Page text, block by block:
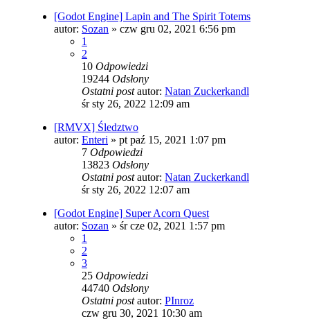
[Godot Engine] Lapin and The Spirit Totems
autor: Sozan » czw gru 02, 2021 6:56 pm
1
2
10 Odpowiedzi
19244 Odsłony
Ostatni postautor: Natan Zuckerkandl
śr sty 26, 2022 12:09 am
[RMVX] Śledztwo
autor: Enteri » pt paź 15, 2021 1:07 pm
7 Odpowiedzi
13823 Odsłony
Ostatni postautor: Natan Zuckerkandl
śr sty 26, 2022 12:07 am
[Godot Engine] Super Acorn Quest
autor: Sozan » śr cze 02, 2021 1:57 pm
1
2
3
25 Odpowiedzi
44740 Odsłony
Ostatni postautor: PInroz
czw gru 30, 2021 10:30 am